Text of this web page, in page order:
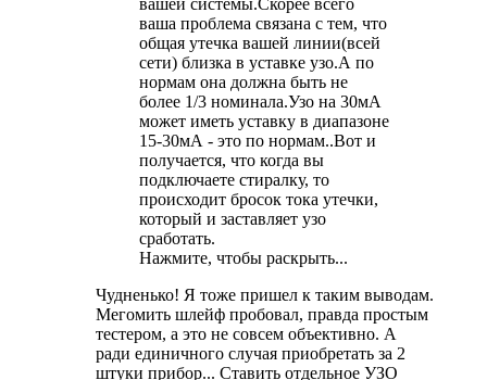
ваша проблема связана с тем, что
общая утечка вашей линии(всей
сети) близка в уставке узо.А по
нормам она должна быть не
более 1/3 номинала.Узо на 30мА
может иметь уставку в диапазоне
15-30мА - это по нормам..Вот и
получается, что когда вы
подключаете стиралку, то
происходит бросок тока утечки,
который и заставляет узо
сработать.
Нажмите, чтобы раскрыть...
Чудненько! Я тоже пришел к таким выводам.
Мегомить шлейф пробовал, правда простым
тестером, а это не совсем объективно. А
ради единичного случая приобретать за 2
штуки прибор... Ставить отдельное УЗО